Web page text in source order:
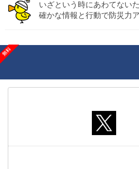
いざという時にあわてない
確かな情報と行動で防災力